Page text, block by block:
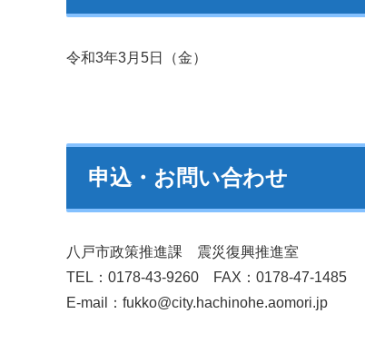
令和3年3月5日（金）
申込・お問い合わせ
八戸市政策推進課 震災復興推進室
TEL：0178-43-9260 FAX：0178-47-1485
E-mail：fukko@city.hachinohe.aomori.jp